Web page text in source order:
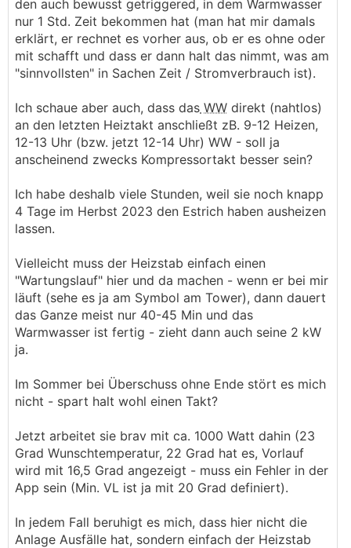
den auch bewusst getriggered, in dem Warmwasser
nur 1 Std. Zeit bekommen hat (man hat mir damals
erklärt, er rechnet es vorher aus, ob er es ohne oder
mit schafft und dass er dann halt das nimmt, was am
"sinnvollsten" in Sachen Zeit / Stromverbrauch ist).
Ich schaue aber auch, dass das WW direkt (nahtlos)
an den letzten Heiztakt anschließt zB. 9-12 Heizen,
12-13 Uhr (bzw. jetzt 12-14 Uhr) WW - soll ja
anscheinend zwecks Kompressortakt besser sein?
Ich habe deshalb viele Stunden, weil sie noch knapp
4 Tage im Herbst 2023 den Estrich haben ausheizen
lassen.
Vielleicht muss der Heizstab einfach einen
"Wartungslauf" hier und da machen - wenn er bei mir
läuft (sehe es ja am Symbol am Tower), dann dauert
das Ganze meist nur 40-45 Min und das
Warmwasser ist fertig - zieht dann auch seine 2 kW
ja.
Im Sommer bei Überschuss ohne Ende stört es mich
nicht - spart halt wohl einen Takt?
Jetzt arbeitet sie brav mit ca. 1000 Watt dahin (23
Grad Wunschtemperatur, 22 Grad hat es, Vorlauf
wird mit 16,5 Grad angezeigt - muss ein Fehler in der
App sein (Min. VL ist ja mit 20 Grad definiert).
In jedem Fall beruhigt es mich, dass hier nicht die
Anlage Ausfälle hat, sondern einfach der Heizstab